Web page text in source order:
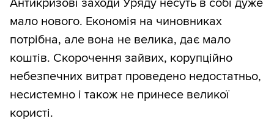
мало нового. Економія на чиновниках
потрібна, але вона не велика, дає мало
коштів. Скорочення зайвих, корупційно
небезпечних витрат проведено недостатньо,
несистемно і також не принесе великої
користі.